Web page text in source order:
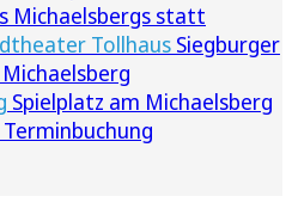
Michaelsbergs statt
Tollhaus Siegburger
Spielplatz am Michaelsberg